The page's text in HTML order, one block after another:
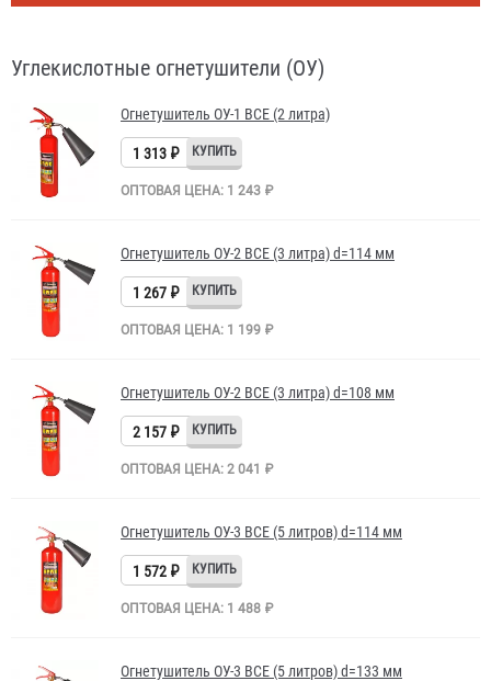
Углекислотные огнетушители (ОУ)
Огнетушитель ОУ-1 BCE (2 литра)
1 313 ₽
ОПТОВАЯ ЦЕНА: 1 243 ₽
Огнетушитель ОУ-2 BCE (3 литра) d=114 мм
1 267 ₽
ОПТОВАЯ ЦЕНА: 1 199 ₽
Огнетушитель ОУ-2 BCE (3 литра) d=108 мм
2 157 ₽
ОПТОВАЯ ЦЕНА: 2 041 ₽
Огнетушитель ОУ-3 BCE (5 литров) d=114 мм
1 572 ₽
ОПТОВАЯ ЦЕНА: 1 488 ₽
Огнетушитель ОУ-3 BCE (5 литров) d=133 мм